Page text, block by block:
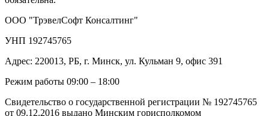
ООО "ТрэвелСофт Консалтинг"
УНП 192745765
Адрес: 220013, РБ, г. Минск, ул. Кульман 9, офис 391
Режим работы 09:00 – 18:00
Свидетельство о государственной регистрации № 192745765
от 09.12.2016 выдано Минским горисполкомом